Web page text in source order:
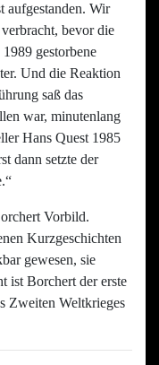
aufgestanden. Wir
bevor die
gestorbene
Und die Reaktion
saß das
war, minutenlang
Hans Quest 1985
dann setzte der
Vorbild.
Kurzgeschichten
gewesen, sie
ist Borchert der erste
Zweiten Weltkrieges